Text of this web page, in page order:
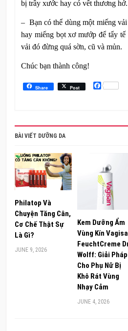
bị trầy xước hay có vết thương hở.
– Bạn có thể dùng một miếng vải
hay miếng bọt xơ mướp để tẩy tế
vải đó đừng quá sờn, cũ và mủn.
Chúc bạn thành công!
Share Post Facebook
BÀI VIẾT DƯỠNG DA
Philatop Và
Chuyện Tăng Cân,
Cơ Chế Thật Sự
Là Gì?
JUNE 9, 2026
Kem Dưỡng Ẩm
Vùng Kín
FeuchtCreme
Wolff: Giải Pháp
Cho Phụ Nữ Bị
Khô Rát Vùng
Nhạy Cảm
JUNE 4, 2026